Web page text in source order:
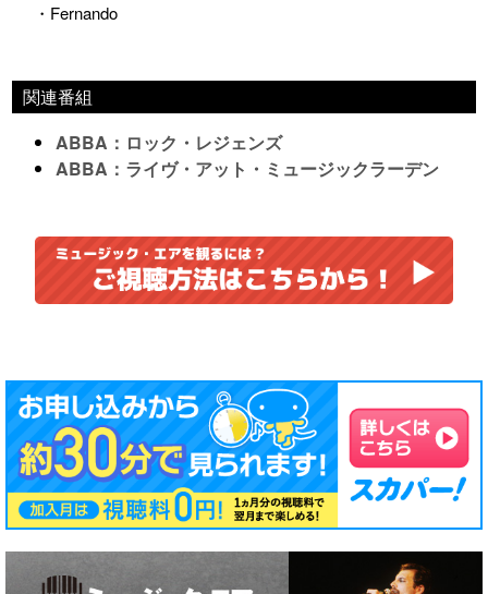
・Fernando
関連番組
ABBA：ロック・レジェンズ
ABBA：ライヴ・アット・ミュージックラーデン